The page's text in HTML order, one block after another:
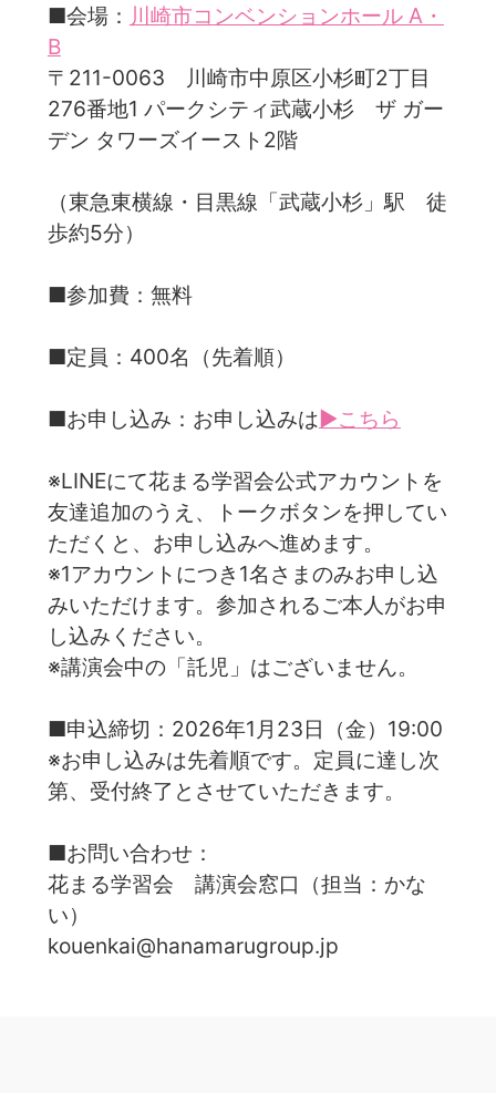
■会場： 川崎市コンベンションホール A・
B
〒211-0063 川崎市中原区小杉町2丁目
276番地1 パークシティ武蔵小杉 ザ ガー
デン タワーズイースト2階
（東急東横線・目黒線「武蔵小杉」駅 徒
歩約5分）
■参加費：無料
■定員：400名（先着順）
■お申し込み：お申し込みは▶こちら
※LINEにて花まる学習会公式アカウントを
友達追加のうえ、トークボタンを押してい
ただくと、お申し込みへ進めます。
※1アカウントにつき1名さまのみお申し込
みいただけます。参加されるご本人がお申
し込みください。
※講演会中の「託児」はございません。
■申込締切：2026年1月23日（金）19:00
※お申し込みは先着順です。定員に達し次
第、受付終了とさせていただきます。
■お問い合わせ：
花まる学習会 講演会窓口（担当：かな
い）
kouenkai@hanamarugroup.jp